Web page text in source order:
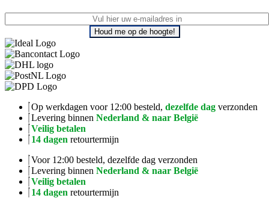
Houd me op de hoogte!
Op werkdagen voor 12:00 besteld, dezelfde dag verzonden
Levering binnen Nederland & naar België
Veilig betalen
14 dagen retourtermijn
Voor 12:00 besteld, dezelfde dag verzonden
Levering binnen Nederland & naar België
Veilig betalen
14 dagen retourtermijn